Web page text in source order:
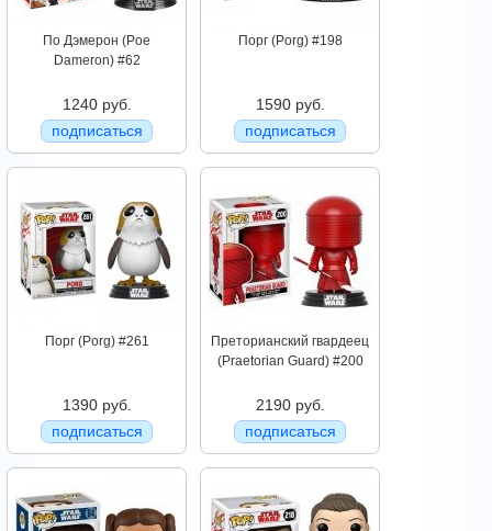
По Дэмерон (Poe
Dameron) #62
1240 руб.
подписаться
Порг (Porg) #198
1590 руб.
подписаться
Порг (Porg) #261
1390 руб.
подписаться
Преторианский гвардеец
(Praetorian Guard) #200
2190 руб.
подписаться